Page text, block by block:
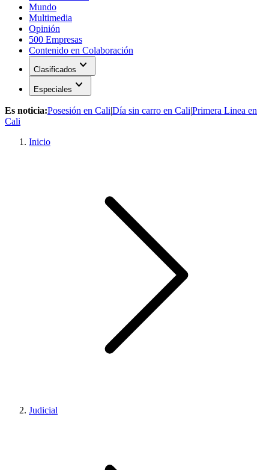
Mundo
Multimedia
Opinión
500 Empresas
Contenido en Colaboración
Clasificados expand_more
Especiales expand_more
Es noticia:Posesión en Cali|Día sin carro en Cali|Primera Linea en
Cali
Inicio
Judicial